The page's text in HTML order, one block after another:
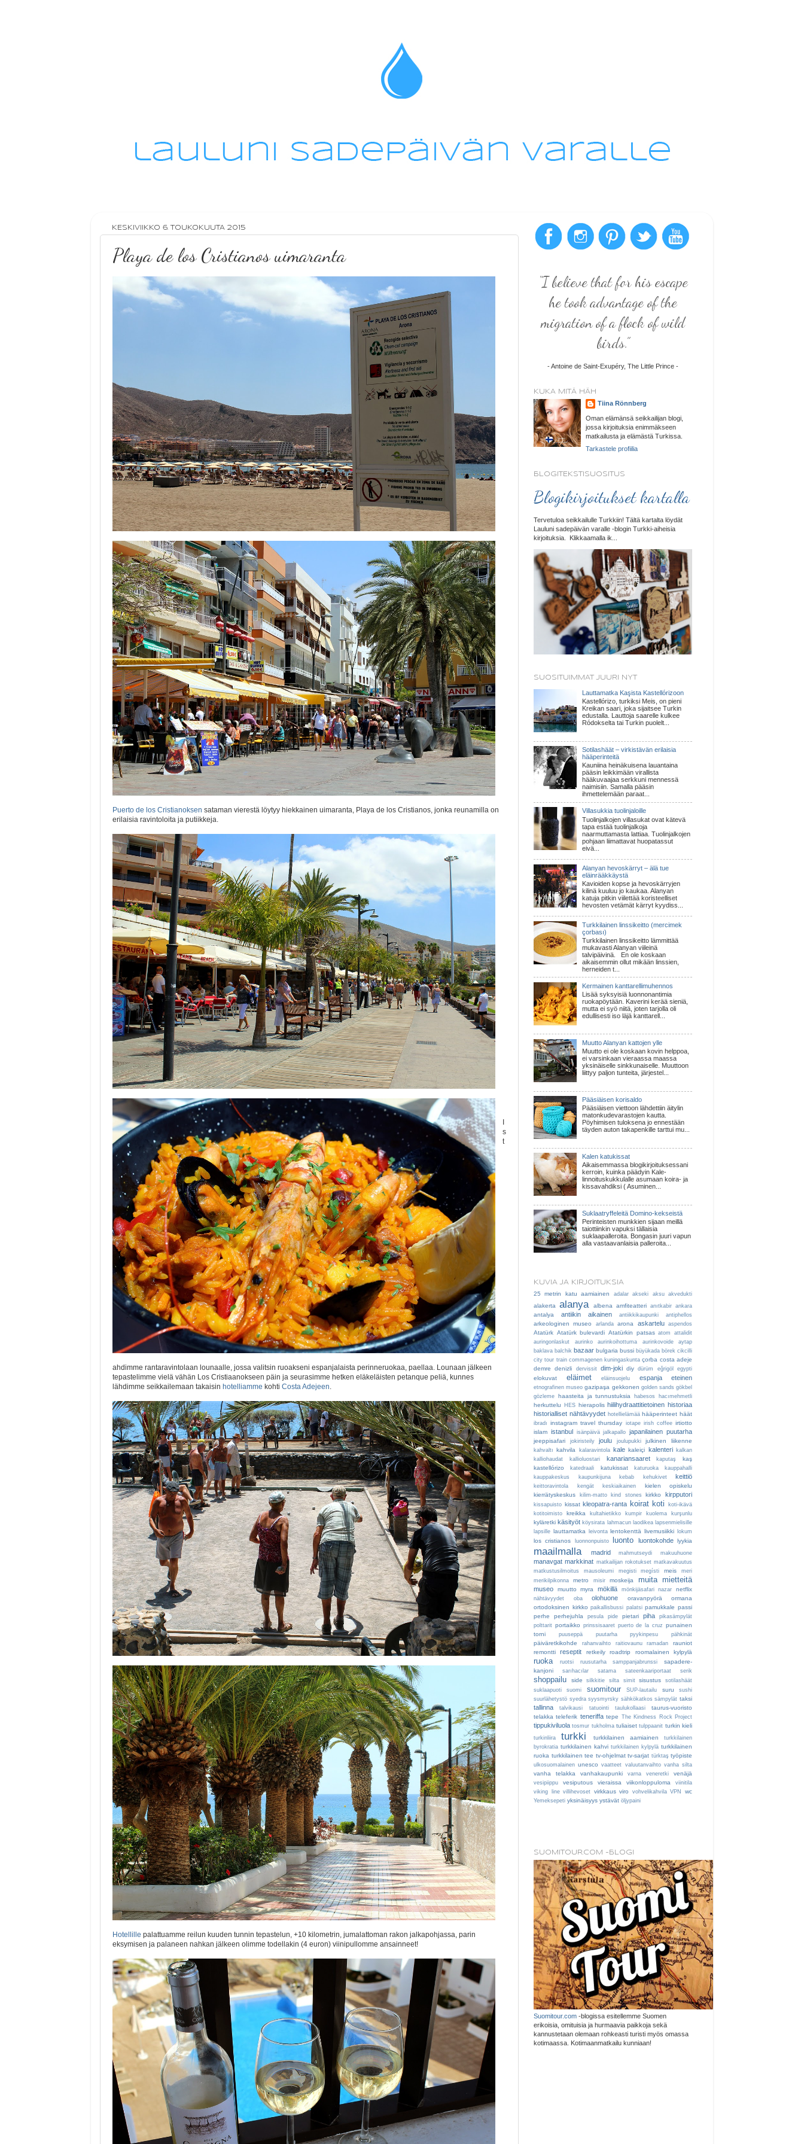
KESKIVIIKKO 6. TOUKOKUUTA 2015
Playa de los Cristianos uimaranta
Puerto de los Cristianoksen sataman vierestä löytyy hiekkainen uimaranta, Playa de los Cristianos, jonka reunamilla on
erilaisia ravintoloita ja putiikkeja.
s
t
ahdimme rantaravintolaan lounaalle, jossa valitsin ruoakseni espanjalaista perinneruokaa, paellaa. Lounaan jälkeen
tepastelimme vielä vähän Los Cristiaanokseen päin ja seurasimme hetken eläkeläisten petanque peliä, kunnes
lähdimme seikkailemaan takaisin hotelliamme kohti Costa Adejeen.
Hotellille palattuamme reilun kuuden tunnin tepastelun, +10 kilometrin, jumalattoman rakon jalkapohjassa, parin
eksymisen ja palaneen nahkan jälkeen olimme todellakin (4 euron) viinipullomme ansainneet!
“I believe that for his escape
he took advantage of the
migration of a flock of wild
birds.”
- Antoine de Saint-Exupéry, The Little Prince -
KUKA MITÄ HÄH
Tiina Rönnberg
Oman elämänsä seikkailijan blogi,
jossa kirjoituksia enimmäkseen
matkailusta ja elämästä Turkissa.
Tarkastele profiilia
BLOGITEKSTISUOSITUS
Blogikirjoitukset kartalla
Tervetuloa seikkailulle Turkkiin! Tältä kartalta löydät
Lauluni sadepäivän varalle -blogin Turkki-aiheisia
kirjoituksia. Klikkaamalla ik...
SUOSITUIMMAT JUURI NYT
Lauttamatka Kaşista Kastellórizoon
Kastellórizo, turkiksi Meis, on pieni
Kreikan saari, joka sijaitsee Turkin
edustalla. Lauttoja saarelle kulkee
Ródokselta tai Turkin puolelt...
Sotilashäät – virkistävän erilaisia
hääperinteitä
Kauniina heinäkuisena lauantaina
pääsin leikkimään virallista
hääkuvaajaa serkkuni mennessä
naimisiin. Samalla pääsin
ihmettelemään paraat...
Villasukkia tuolinjaloille
Tuolinjalkojen villasukat ovat kätevä
tapa estää tuolinjalkoja
naarmuttamasta lattiaa. Tuolinjalkojen
pohjaan liimattavat huopatassut
eivä...
Alanyan hevoskärryt – älä tue
eläinrääkkäystä
Kavioiden kopse ja hevoskärryjen
kilinä kuuluu jo kaukaa. Alanyan
katuja pitkin viilettää koristeelliset
hevosten vetämät kärryt kyydiss...
Turkkilainen linssikeitto (mercimek
çorbası)
Turkkilainen linssikeitto lämmittää
mukavasti Alanyan viileinä
talvipäivinä. En ole koskaan
aikaisemmin ollut mikään linssien,
herneiden t...
Kermainen kanttarellimuhennos
Lisää syksyisiä luonnonantimia
ruokapöytään. Kaverini kerää sieniä,
mutta ei syö niitä, joten tarjolla oli
edullisesti iso läjä kanttarell...
Muutto Alanyan kattojen ylle
Muutto ei ole koskaan kovin helppoa,
ei varsinkaan vieraassa maassa
yksinäiselle sinkkunaiselle. Muuttoon
liittyy paljon tunteita, järjestel...
Pääsiäisen korisaldo
Pääsiäisen viettoon lähdettiin äitylin
matonkudevarastojen kautta.
Pöyhimisen tuloksena jo ennestään
täyden auton takapenkille tarttui mu...
Kalen katukissat
Aikaisemmassa blogikirjoituksessani
kerroin, kuinka päädyin Kale-
linnoituskukkulalle asumaan koira- ja
kissavahdiksi ( Asuminen...
Suklaatryffeleitä Domino-kekseistä
Perinteisten munkkien sijaan meillä
taiottiinkin vapuksi tällaisia
suklaapalleroita. Bongasin juuri vapun
alla vastaavanlaisia palleroita...
KUVIA JA KIRJOITUKSIA
25 metrin katu aamiainen adalar akseki aksu akvedukti
alakerta alanya albena amfiteatteri anıtkabir ankara
antalya antiikin aikainen antiikkikaupunki antiphellos
arkeologinen museo arlanda arona askartelu aspendos
Atatürk Atatürk bulevardi Atatürkin patsas atom
attalidit
auringonlaskut
aurinko aurinkoihottuma aurinkovoide
aytap
baklava balchik bazaar bulgaria bussi büyükada börek cikcilli
city tour train commagenen kuningaskunta çorba costa adeje
demre
denizli dervissit dim-joki diy dürüm eğrigöl egypti
elokuvat eläimet eläinsuojelu espanja eteinen
etnografinen museo gazipaşa gekkonen golden sands gökbel
gözleme haasteita ja tunnustuksia habesos hacımehmetli
herkuttelu HES hierapolis hiilihydraattitietoinen historiaa
historialliset nähtävyydet hotellielämää hääperinteet häät
ibradı instagram travel thursday iotape irish coffee irtiotto
islam istanbul isänpäivä jalkapallo japanilainen puutarha
jeeppisafari jokiristeily joulu joulupukki julkinen liikenne
kahvaltı kahvila kalaravintola kale kaleiçi kalenteri
kalkan
kalliohaudat
kallioluostari kanariansaaret kaputaş
kaş
kastellórizo
katedraali katukissat katuruoka
kauppahalli
kauppakeskus
kaupunkijuna kebab kehukivet keittiö
keittoravintola kengät keskiaikainen
kielen opiskelu
kierrätyskeskus
kilim-matto kind stones kirkko kirpputori
kissapuisto kissat kleopatra-ranta koirat koti
koti-ikävä
kotitoimisto
kreikka kultahietikko kumpir kuolema kurşunlu
kyläretki käsityöt köysirata lahmacun laodikea lapsenmielisille
lapsille lauttamatka leivonta lentokenttä livemusiikki lokum
los cristianos luonnonpuisto luonto luontokohde lyykia
maailmalla madrid mahmutseydi makuuhuone
manavgat markkinat matkailijan rokotukset matkavakuutus
matkustusilmoitus
mausoleumi megisti megísti meis
meri
merikilpikonna
metro misir moskeija muita mietteitä
museo muutto myra mökillä mönkijäsafari nazar netflix
nähtävyydet oba olohuone oravanpyörä
ormana
ortodoksinen kirkko paikallisbussi palatsi pamukkale passi
perhe
perhejuhla pesula pide pietari piha
pikasämpylät
polttarit portaikko prinssisaaret puerto de la cruz
punainen
torni
puuseppä puutarha pyykinpesu pähkinät
päiväretkikohde rahanvaihto raitiovaunu ramadan
rauniot
remontti
reseptit retkeily roadtrip roomalainen kylpylä
ruoka ruotsi ruusutarha samppanjabrunssi
sapadere-
kanjoni
sarıhacılar satama sateenkaariportaat serik
shoppailu side silkkitie silta simit sisustus
sotilashäät
suklaapuoti
suomi suomitour SUP-lautailu suru
sushi
suurlähetystö syedra syysmyrsky sähkökatkos sämpylät taksi
tallinna talvikausi tatuointi taulukollaasi
taurus-vuoristo
telakka teleferik teneriffa tepe The Kindness Rock Project
tippukiviluola tosmur tukholma tuliaiset tulppaanit turkin kieli
turkinliira turkki turkkilainen aamiainen
turkkilainen
byrokratia turkkilainen kahvi turkkilainen kylpylä turkkilainen
ruoka turkkilainen tee tv-ohjelmat tv-sarjat türktaş työpiste
ulkosuomalainen unesco vaatteet valuutanvaihto vanha silta
vanha telakka vanhakaupunki varna veneretki venäjä
vesipiippu vesiputous vieraissa viikonloppuloma
viinitila
viking line villihevoset virkkaus viro vohvelikahvila VPN wc
Yemeksepeti yksinäisyys ystävät öljypaini
SUOMITOUR.COM -BLOGI
Suomitour.com -blogissa esitellemme Suomen
erikoisia, omituisia ja hurmaavia paikkoja sekä
kannustetaan olemaan rohkeasti turisti myös omassa
kotimaassa. Kotimaanmatkailu kunniaan!